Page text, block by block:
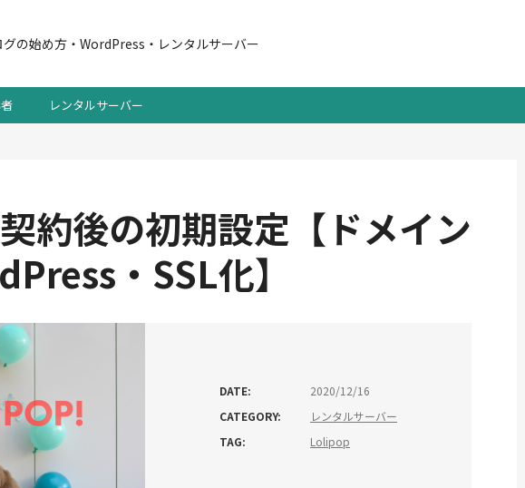
グの始め方・WordPress・レンタルサーバー
レンタルサーバー
約後の初期設定【ドメイン
・SSL化】
DATE:
2020/12/16
CATEGORY:
レンタルサーバー
TAG:
Lolipop